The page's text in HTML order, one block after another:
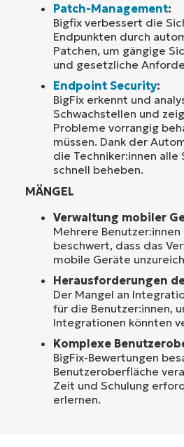
Patch-Management:
Bigfix verbessert die
Endpunkten durch
Patchen, um gängige
und gesetzliche
Endpoint Security:
BigFix erkennt und
Schwachstellen und
Probleme vorrangig
müssen. Dank der
die Techniker:innen alle
schnell beheben.
MÄNGEL
Verwaltung mobiler
Mehrere
beschwert, dass das
mobile Geräte
Herausforderungen
Der Mangel an
für die Benutzer:innen,
Integrationen könnten
Komplexe
BigFix-Bewertungen
Benutzeroberfläche
Zeit und Schulung
erlernen.